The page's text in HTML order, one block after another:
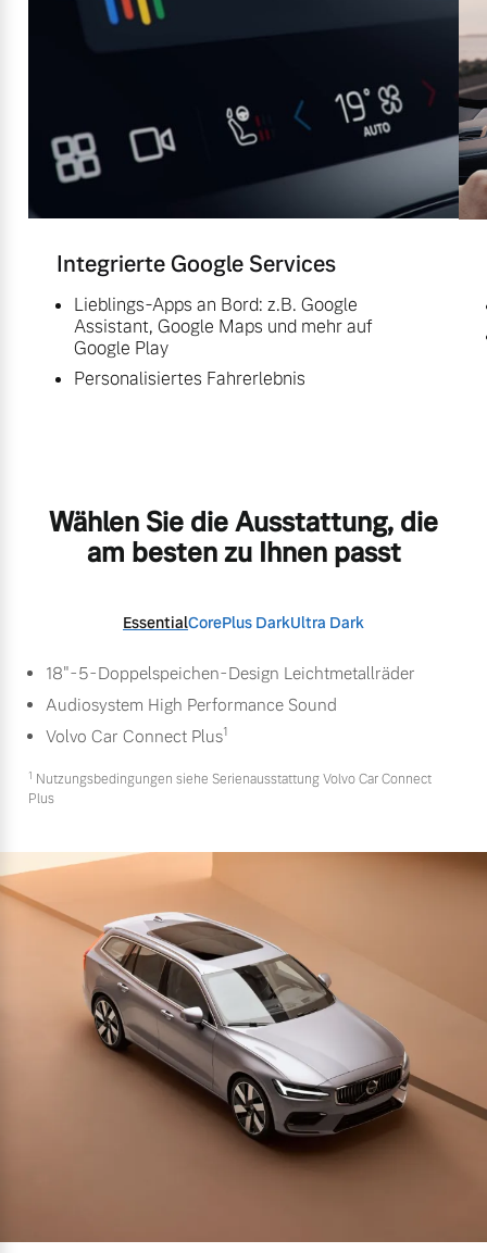
Integrierte Google Services
Lieblings-Apps an Bord: z.B. Google
Assistant, Google Maps und mehr auf
Google Play
Personalisiertes Fahrerlebnis
Wählen Sie die Ausstattung, die
am besten zu Ihnen passt
EssentialCorePlus DarkUltra Dark
18"-5-Doppelspeichen-Design Leichtmetallräder
Audiosystem High Performance Sound
Volvo Car Connect Plus1
1 Nutzungsbedingungen siehe Serienausstattung Volvo Car Connect
Plus